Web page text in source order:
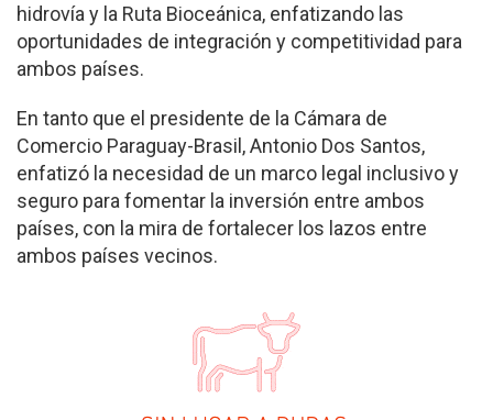
hidrovía y la Ruta Bioceánica, enfatizando las
oportunidades de integración y competitividad para
ambos países.
En tanto que el presidente de la Cámara de
Comercio Paraguay-Brasil, Antonio Dos Santos,
enfatizó la necesidad de un marco legal inclusivo y
seguro para fomentar la inversión entre ambos
países, con la mira de fortalecer los lazos entre
ambos países vecinos.